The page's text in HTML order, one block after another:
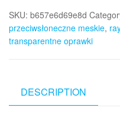
SKU: b657e6d69e8d
przeciwsłoneczne meskie,
transparentne oprawki
DESCRIPTION